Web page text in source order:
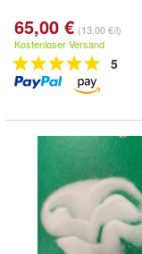
65,00 € (13,00 €/l)
Kostenloser Versand
5